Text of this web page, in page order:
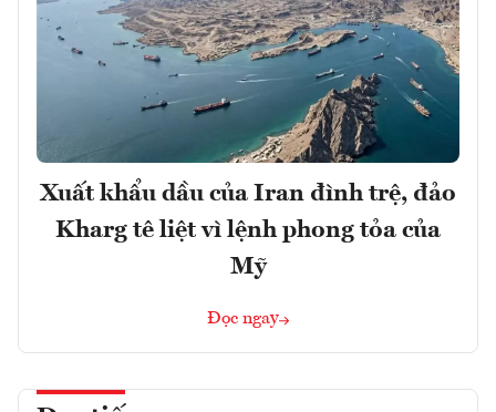
Xuất khẩu dầu của Iran đình trệ, đảo
Kharg tê liệt vì lệnh phong tỏa của
Mỹ
Đọc ngay